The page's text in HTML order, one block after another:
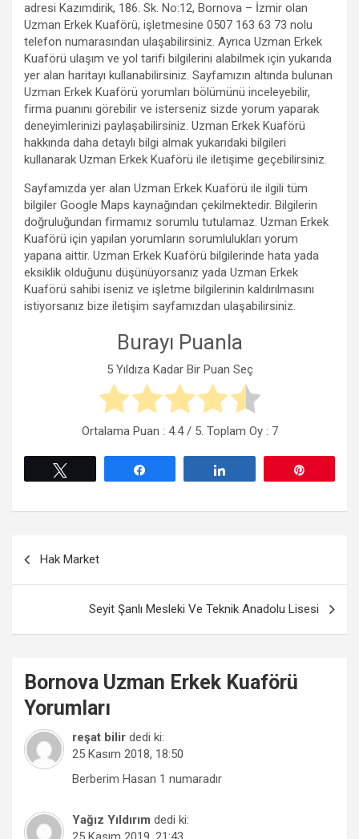
adresi Kazımdirik, 186. Sk. No:12, Bornova – İzmir olan
Uzman Erkek Kuaförü, işletmesine 0507 163 63 73 nolu
telefon numarasından ulaşabilirsiniz. Ayrıca Uzman Erkek
Kuaförü ulaşım ve yol tarifi bilgilerini alabilmek için yukarıda
yer alan haritayı kullanabilirsiniz. Sayfamızın altında bulunan
Uzman Erkek Kuaförü yorumları bölümünü inceleyebilir,
firma puanını görebilir ve isterseniz sizde yorum yaparak
deneyimlerinizi paylaşabilirsiniz. Uzman Erkek Kuaförü
hakkında daha detaylı bilgi almak yukarıdaki bilgileri
kullanarak Uzman Erkek Kuaförü ile iletişime geçebilirsiniz.
Sayfamızda yer alan Uzman Erkek Kuaförü ile ilgili tüm
bilgiler Google Maps kaynağından çekilmektedir. Bilgilerin
doğruluğundan firmamız sorumlu tutulamaz. Uzman Erkek
Kuaförü için yapılan yorumların sorumlulukları yorum
yapana aittir. Uzman Erkek Kuaförü bilgilerinde hata yada
eksiklik olduğunu düşünüyorsanız yada Uzman Erkek
Kuaförü sahibi iseniz ve işletme bilgilerinin kaldırılmasını
istiyorsanız bize iletişim sayfamızdan ulaşabilirsiniz.
Burayı Puanla
5 Yıldıza Kadar Bir Puan Seç
Ortalama Puan : 4.4/ 5. Toplam Oy : 7
Hak Market
Seyit Şanlı Mesleki Ve Teknik Anadolu Lisesi
Bornova Uzman Erkek Kuaförü
Yorumları
reşat bilir dedi ki:
25 Kasım 2018, 18:50
Berberim Hasan 1 numaradır
Yağız Yıldırım dedi ki: